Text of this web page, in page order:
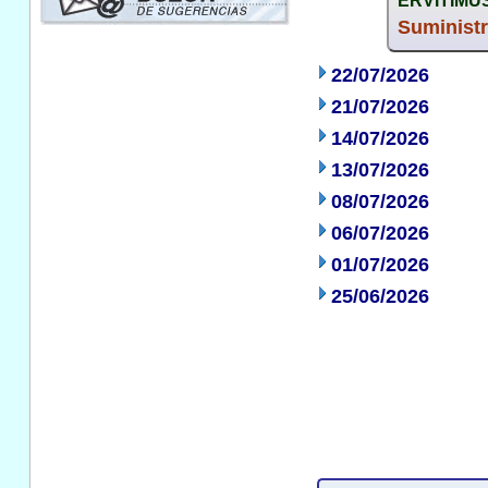
22/07/2026
21/07/2026
14/07/2026
13/07/2026
08/07/2026
06/07/2026
01/07/2026
25/06/2026